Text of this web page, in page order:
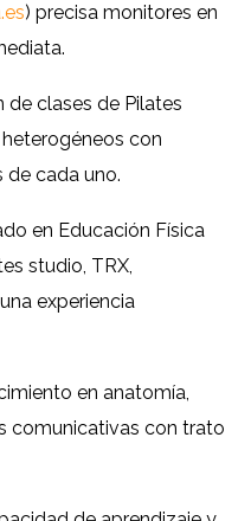
) precisa monitores en
de clases de Pilates
con
de cada uno.
en Educación Física
studio, TRX,
experiencia
en anatomía,
comunicativas con trato